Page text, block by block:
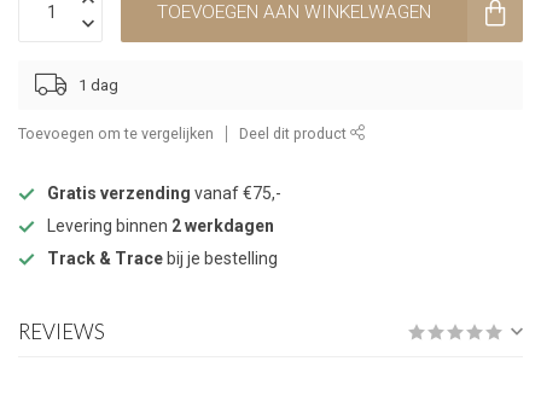
TOEVOEGEN AAN WINKELWAGEN
1 dag
Toevoegen om te vergelijken Deel dit product
Gratis verzending vanaf €75,-
Levering binnen 2 werkdagen
Track & Trace bij je bestelling
REVIEWS